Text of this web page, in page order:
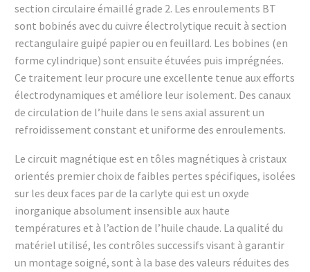
section circulaire émaillé grade 2. Les enroulements BT
sont bobinés avec du cuivre électrolytique recuit à section
rectangulaire guipé papier ou en feuillard. Les bobines (en
forme cylindrique) sont ensuite étuvées puis imprégnées.
Ce traitement leur procure une excellente tenue aux efforts
électrodynamiques et améliore leur isolement. Des canaux
de circulation de l’huile dans le sens axial assurent un
refroidissement constant et uniforme des enroulements.
Le circuit magnétique est en tôles magnétiques à cristaux
orientés premier choix de faibles pertes spécifiques, isolées
sur les deux faces par de la carlyte qui est un oxyde
inorganique absolument insensible aux haute
températures et à l’action de l’huile chaude. La qualité du
matériel utilisé, les contrôles successifs visant à garantir
un montage soigné, sont à la base des valeurs réduites des